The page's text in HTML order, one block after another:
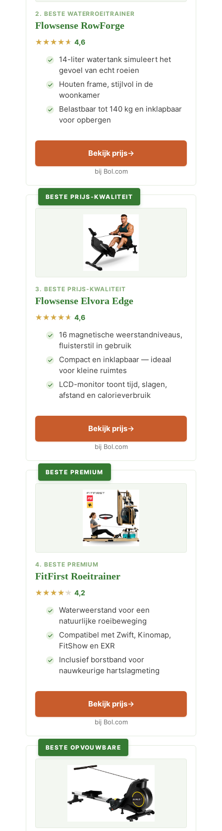
2. BESTE WATERROEITRAINER
Flowsense RowForge
4,6
14-liter watertank simuleert het
gevoel van echt roeien
Houten frame, stijlvol in de
woonkamer
Belastbaar tot 140 kg en inklapbaar
voor opbergen
Bekijk prijs
bij Bol.com
BESTE PRIJS-KWALITEIT
3. BESTE PRIJS-KWALITEIT
Flowsense Elvora Edge
4,6
16 magnetische weerstandniveaus,
fluisterstil in gebruik
Compact en inklapbaar — ideaal
voor kleine ruimtes
LCD-monitor toont tijd, slagen,
afstand en calorieverbruik
Bekijk prijs
bij Bol.com
BESTE PREMIUM
4. BESTE PREMIUM
FitFirst Roeitrainer
4,2
Waterweerstand voor een
natuurlijke roeibeweging
Compatibel met Zwift, Kinomap,
FitShow en EXR
Inclusief borstband voor
nauwkeurige hartslagmeting
Bekijk prijs
bij Bol.com
BESTE OPVOUWBARE